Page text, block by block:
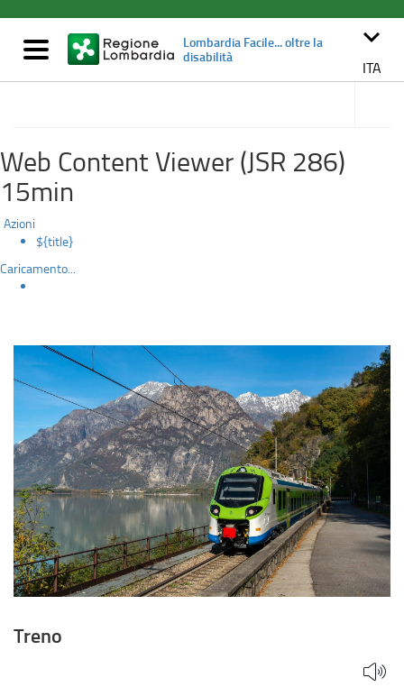
contenuto
principale
In
trenoMostra/nascondi
navigazione
Lombardia Facile... oltre la
disabilità
keyboard_arrow_down
ITA
accedi
Web Content Viewer (JSR 286)
15min
Azioni
${title}
Caricamento...
Treno